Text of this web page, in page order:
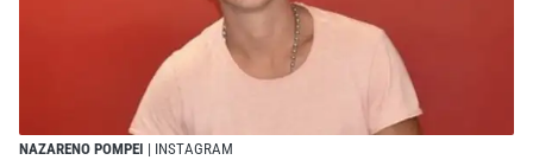
NAZARENO POMPEI | INSTAGRAM